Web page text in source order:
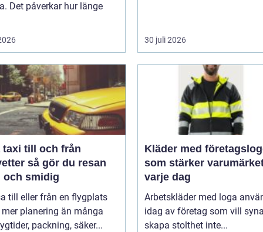
Det påverkar hur länge
30 juli 2026
taxi till och från
du resan
och smidig
till eller från en flygplats
mer planering än många
packning, säker...
Kläder med
som stärker
varje dag
Arbetskläder med loga
idag av företag som vill
skapa stolthet inte...